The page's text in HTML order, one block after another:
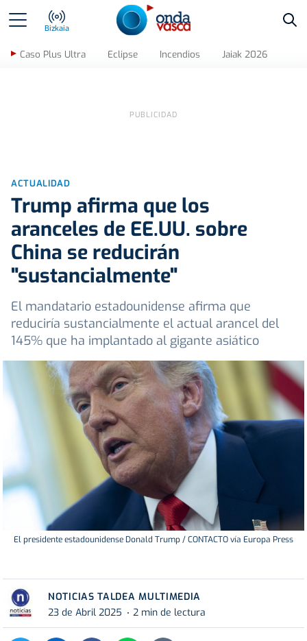
Bizkaia
Caso Plus Ultra Eclipse Incendios Jaiak 2026
ACTUALIDAD
Trump afirma que los
aranceles de EE.UU. sobre
China se reducirán
"sustancialmente"
El mandatario estadounidense afirma que
reduciría sustancialmente el actual arancel del
145% que ha implantado al gigante asiático
El presidente estadounidense Donald Trump / CONTACTO vía Europa Press
NOTICIAS TALDEA MULTIMEDIA
23 de Abril 2025
2 min de lectura